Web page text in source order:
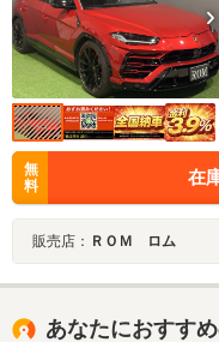
無
料
在
販売店： ＲＯＭ ロム
あなたにおすす